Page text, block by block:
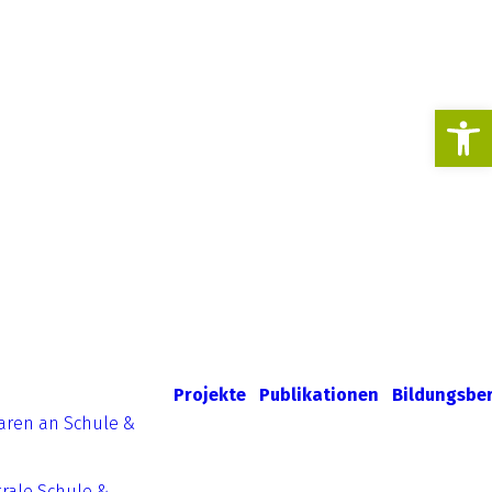
an Schule &
Projekte Publikationen